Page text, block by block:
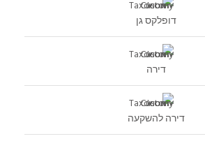
דופלקס גן
דירה
דירה להשקעה